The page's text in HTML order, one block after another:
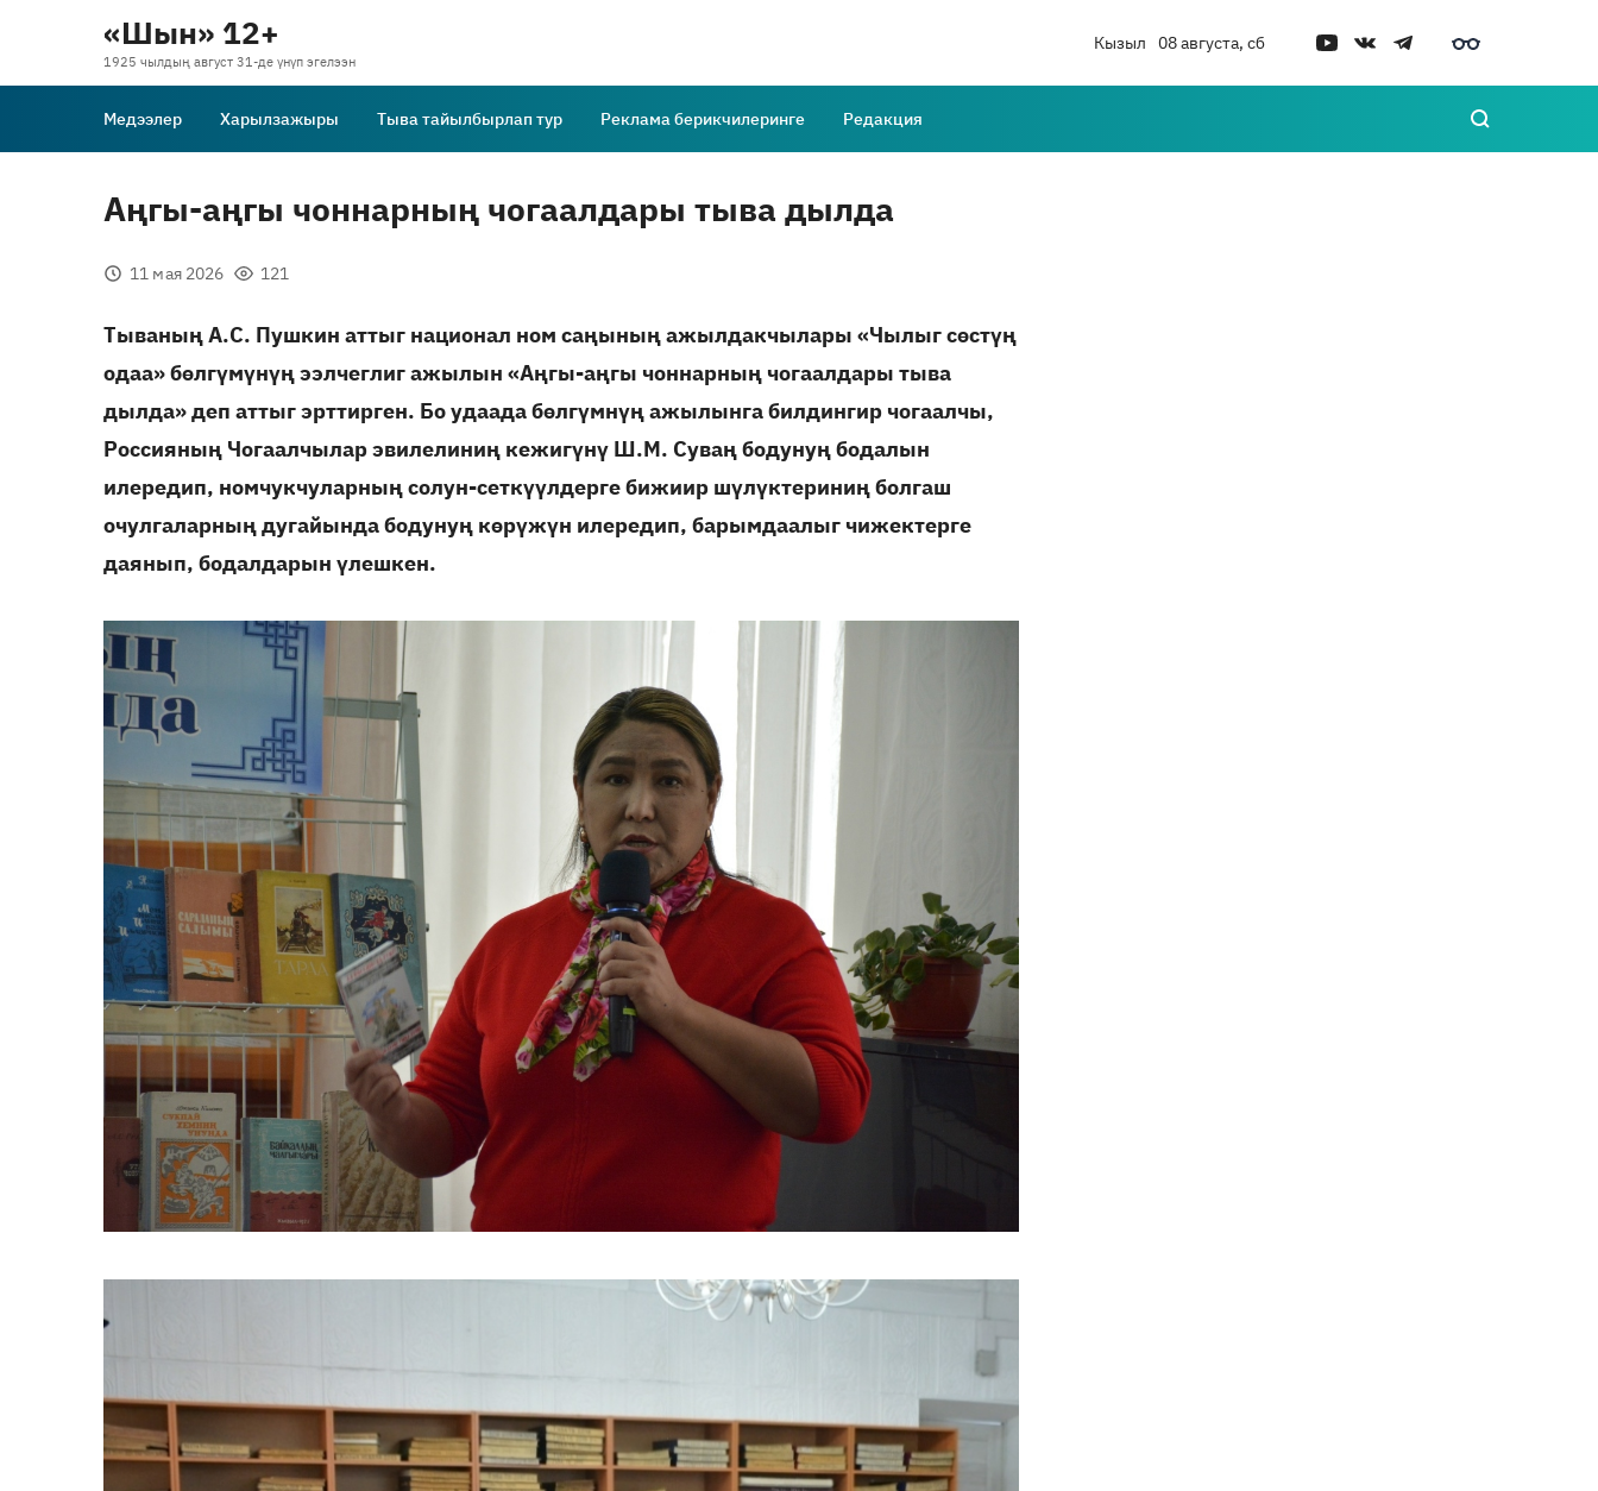
«Шын» 12+
1925 чылдың август 31-де үнүп эгелээн
Кызыл 08 августа, сб
Медээлер Харылзажыры Тыва тайылбырлап тур Реклама берикчилеринге Редакция
Аңгы-аңгы чоннарның чогаалдары тыва дылда
11 мая 2026 121
Тываның А.С. Пушкин аттыг национал ном саңының ажылдакчылары «Чылыг сөстүң
одаа» бөлгүмүнүң ээлчеглиг ажылын «Аңгы-аңгы чоннарның чогаалдары тыва
дылда» деп аттыг эрттирген. Бо удаада бөлгүмнүң ажылынга билдингир чогаалчы,
Россияның Чогаалчылар эвилелиниң кежигүнү Ш.М. Суваң бодунуң бодалын
илередип, номчукчуларның солун-сеткүүлдерге бижиир шүлүктериниң болгаш
очулгаларның дугайында бодунуң көрүжүн илередип, барымдаалыг чижектерге
даянып, бодалдарын үлешкен.